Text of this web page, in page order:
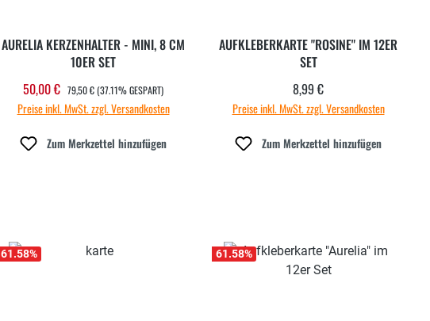
AURELIA KERZENHALTER - MINI, 8 CM
10ER SET
Verkaufspreis:
50,00 € REGULÄRER PREIS:
79,50 €(37.11% GESPART)
Preise inkl. MwSt. zzgl. Versandkosten
Zum Merkzettel hinzufügen
AUFKLEBERKARTE "ROSINE" IM 12ER
SET
Regulärer Preis:
8,99 €
Preise inkl. MwSt. zzgl. Versandkosten
Zum Merkzettel hinzufügen
61.58% 61.58%